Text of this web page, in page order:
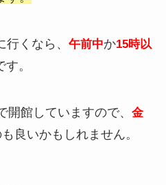
くなら、 午前中か15時以
。
開館していますので、 金
良いかもしれません。